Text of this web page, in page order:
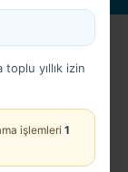
toplu yıllık izin
işlemleri 1